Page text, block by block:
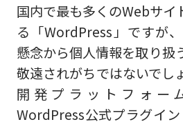
国内で最も多くのWebサイ
る「WordPress」ですが
懸念から個人情報を取り扱
敬遠されがちではないでし
開発プラットフォー
WordPress公式プラグイ